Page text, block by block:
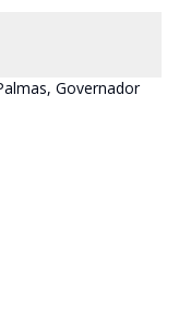
Governador